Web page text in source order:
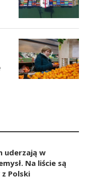
uderzają w
Na liście są
Polski